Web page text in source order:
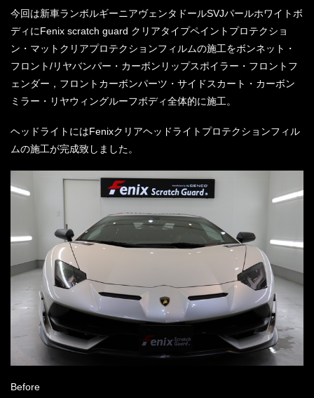
今回は新車ランボルギーニアヴェンタドールSVJパールホワイトボ
ディにFenix scratch guard クリアタイプペイントプロテクショ
ン・マットクリアプロテクションフィルムの施工をボンネット・
フロント/リヤバンパー・カーボンリップスポイラー・フロントフ
ェンダー，フロントカーボンパーツ・サイドスカート・カーボン
ミラー・リヤウィングルーフボディ全体的に施工。
ヘッドライトにはFenixクリアヘッドライトプロテクションフィル
ムの施工が完成致しました。
Before